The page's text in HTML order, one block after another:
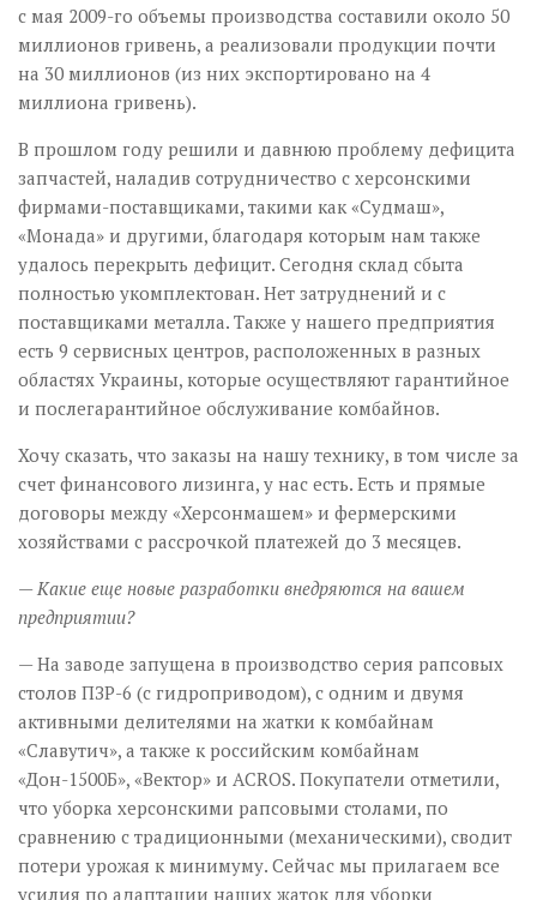
с мая 2009-го объемы производства составили около 50
миллионов гривень, а реализовали продукции почти
на 30 миллионов (из них экспортировано на 4
миллиона гривень).
В прошлом году решили и давнюю проблему дефицита
запчастей, наладив сотрудничество с херсонскими
фирмами-поставщиками, такими как «Судмаш»,
«Монада» и другими, благодаря которым нам также
удалось перекрыть дефицит. Сего­дня склад сбыта
полностью укомплектован. Нет затруднений и с
поставщиками металла. Также у нашего предприятия
есть 9 сервисных центров, расположенных в разных
областях Украины, которые осуществляют гарантийное
и послегарантийное обслуживание комбайнов.
Хочу сказать, что заказы на нашу технику, в том числе за
счет финансового лизинга, у нас есть. Есть и прямые
договоры между «Херсонмашем» и фермерскими
хозяйствами с рассрочкой платежей до 3 месяцев.
— Какие еще новые разработки внедряются на вашем
предприятии?
— На заводе запущена в производство серия рапсовых
столов ПЗР-6 (с гидроприводом), c одним и двумя
активными делителями на жатки к комбайнам
«Славутич», а также к российским комбайнам
«Дон-1500Б», «Вектор» и АCROS. Покупатели отметили,
что уборка херсонскими рапсовыми столами, по
сравнению с традиционными (механическими), сводит
потери урожая к минимуму. Сейчас мы прилагаем все
усилия по адаптации наших жаток для уборки